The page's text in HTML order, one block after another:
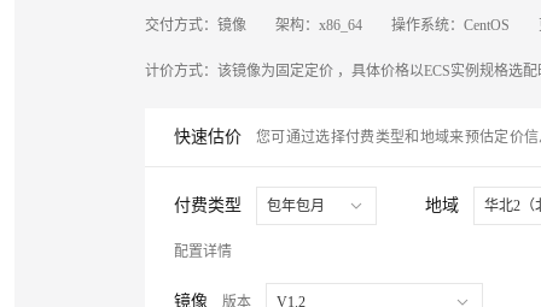
交付方式： 镜像 架构： x86_64 操作系统： CentOS
计价方式： 该镜像为固定定价 ，具体价格以ECS实例规格选
快速估价 您可通过选择付费类型和地域来预估定价
付费类型 包年包月 地域 华北2（
配置详情
镜像 版本 V1.2